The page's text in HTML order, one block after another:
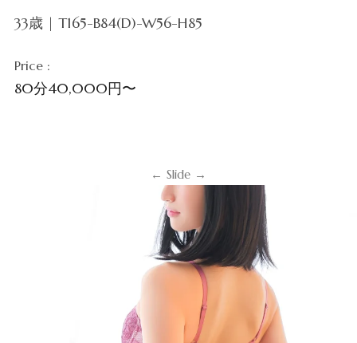
33歳 | T165-B84(D)-W56-H85
Price :
80分40,000円〜
← Slide →